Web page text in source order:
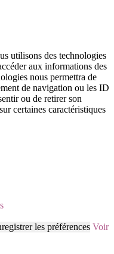
utilisons des technologies
aux informations des
nous permettra de
de navigation ou les ID
ou de retirer son
certaines caractéristiques
les préférences Voir